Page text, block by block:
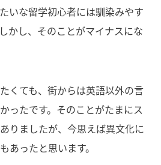
いな留学初心者には馴染みやす
かし、そのことがマイナスにな
くても、街からは英語以外の言
ったです。そのことがたまにス
りましたが、今思えば異文化に
あったと思います。